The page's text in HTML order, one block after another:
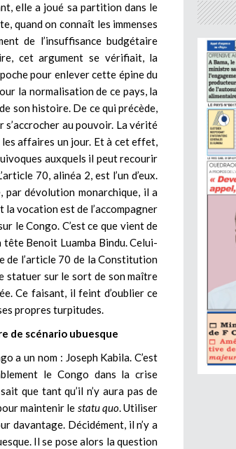
elle a joué sa partition dans le
quand on connaît les immenses
de l’insuffisance budgétaire
cet argument se vérifiait, la
pour enlever cette épine du
la normalisation de ce pays, la
son histoire. De ce qui précède,
au pouvoir. La vérité
les affaires un jour. Et à cet effet,
auxquels il peut recourir
70, alinéa 2, est l’un d’eux.
dévolution monarchique, il a
vocation est de l’accompagner
le Congo. C’est ce que vient de
Benoit Luamba Bindu. Celui-
de l’article 70 de la Constitution
statuer sur le sort de son maître
Ce faisant, il feint d’oublier ce
propres turpitudes.
de scénario ubuesque
a un nom : Joseph Kabila. C’est
le Congo dans la crise
que tant qu’il n’y aura pas de
maintenir le statu quo. Utiliser
davantage. Décidément, il n’y a
Il se pose alors la question